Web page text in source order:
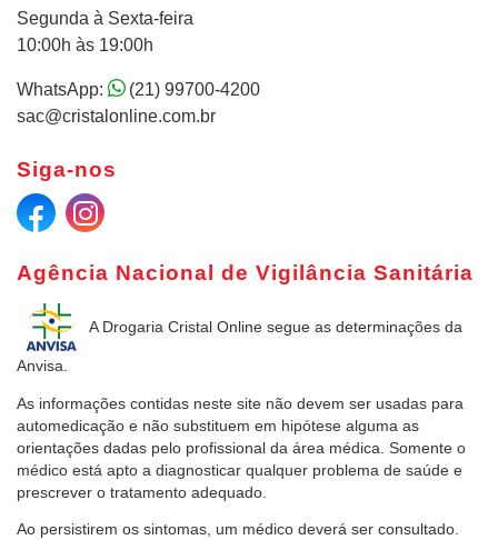
Agência Nacional de Vigilância Sanitária
A Drogaria Cristal Online segue as determinações da
Anvisa.
As informações contidas neste site não devem ser usadas para
automedicação e não substituem em hipótese alguma as
orientações dadas pelo profissional da área médica. Somente o
médico está apto a diagnosticar qualquer problema de saúde e
prescrever o tratamento adequado.
Ao persistirem os sintomas, um médico deverá ser consultado.
Segunda à Sexta-feira
10:00h às 19:00h
WhatsApp:
(21) 99700-4200
sac@cristalonline.com.br
Siga-nos